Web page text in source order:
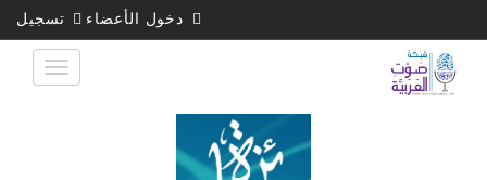
الرئيسي
دخول الأعضاء تسجيل